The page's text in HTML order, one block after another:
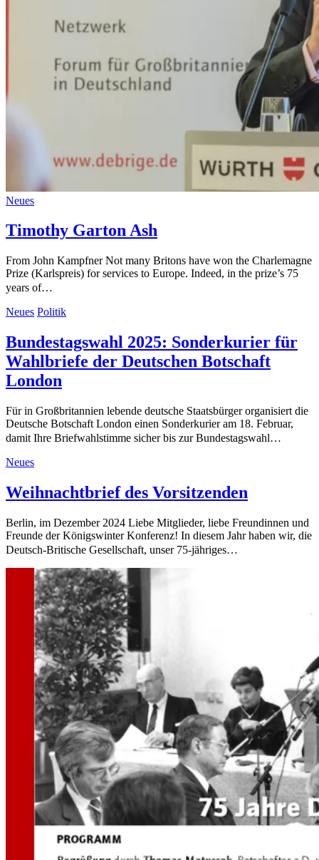
Neues
Timothy Garton Ash
From John Kampfner Not many Britons have won the Charlemagne
Prize (Karlspreis) for services to Europe. Indeed, in the prize’s 75
years of…
Neues Politik
Bundestagswahl 2025: Sonderkurier für
Wahlbriefe der Deutschen Botschaft
London
Für in Großbritannien lebende deutsche Staatsbürger organisiert die
Deutsche Botschaft London einen Sonderkurier am 18. Februar,
damit Ihre Briefwahlstimme sicher bis zur Bundestagswahl…
Neues
Weihnachtbrief des Vorsitzenden
Berlin, im Dezember 2024 Liebe Mitglieder, liebe Freundinnen und
Freunde der Königswinter Konferenz! In diesem Jahr haben wir, die
Deutsch-Britische Gesellschaft, unser 75-jähriges…